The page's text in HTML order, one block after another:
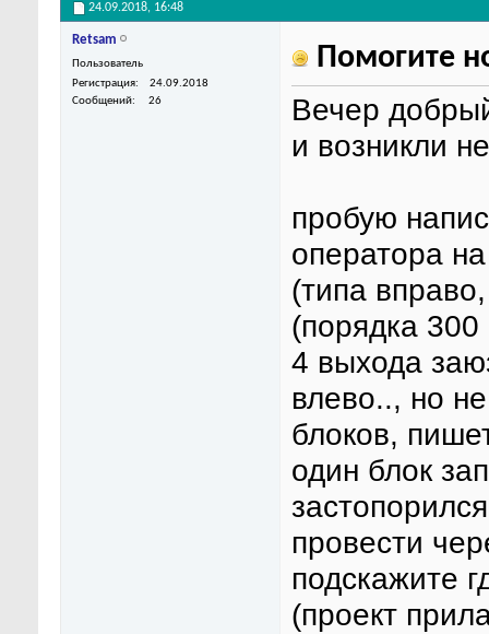
24.09.2018, 16:48
Retsam
Пользователь
Регистрация
24.09.2018
Сообщений
26
Помогите
Вечер
и возникли
пробую
оператора
(типа
(порядка
4 выхода
влево.., но
блоков,
один блок
провести
подскажите
(проект